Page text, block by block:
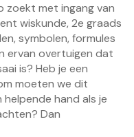
zoekt met ingang van
wiskunde, 2e graads
symbolen, formules
ervan overtuigen dat
is? Heb je een
moeten we dit
helpende hand als je
Dan